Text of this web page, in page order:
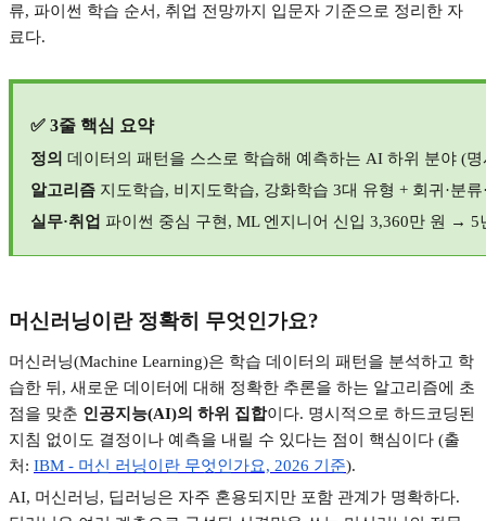
류, 파이썬 학습 순서 , 취업 전망까지 입문자 기준으로 정리한 자
료다.
✅ 3줄 핵심 요약
정의 데이터의 패턴을 스스로 학습해 예측하는 AI 하위 분야 (
알고리즘 지도학습, 비지도학습, 강화학습 3대 유형 + 회귀 ·분류
실무·취업 파이썬 중심 구현, ML 엔지니어 신입 3,360만 원 → 5
머신러닝이란 정확히 무엇인가요?
머신러닝(Machine Learning)은 학습 데이터의 패턴을 분석하고 학
습한 뒤 , 새로운 데이터에 대해 정확한 추론을 하는 알고리즘에 초
점을 맞춘 인공지능(AI)의 하위 집합이다. 명시적으로 하드코딩된
지침 없이도 결정이나 예측을 내릴 수 있다는 점이 핵심이다 (출
처 : IBM - 머신 러닝이란 무엇인가요, 2026 기준).
AI, 머신러닝, 딥러닝은 자주 혼용되지만 포함 관계가 명확하다.